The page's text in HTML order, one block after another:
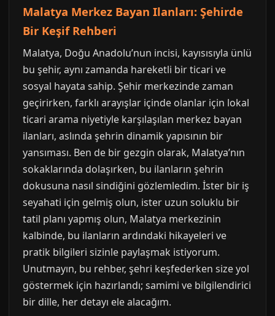
Malatya Merkez Bayan Ilanları: Şehirde
Bir Keşif Rehberi
Malatya, Doğu Anadolu’nun incisi, kayısısıyla ünlü
bu şehir, aynı zamanda hareketli bir ticari ve
sosyal hayata sahip. Şehir merkezinde zaman
geçirirken, farklı arayışlar içinde olanlar için lokal
ticari arama niyetiyle karşılaşılan merkez bayan
ilanları, aslında şehrin dinamik yapısının bir
yansıması. Ben de bir gezgin olarak, Malatya’nın
sokaklarında dolaşırken, bu ilanların şehrin
dokusuna nasıl sindiğini gözlemledim. İster bir iş
seyahati için gelmiş olun, ister uzun soluklu bir
tatil planı yapmış olun, Malatya merkezinin
kalbinde, bu ilanların ardındaki hikayeleri ve
pratik bilgileri sizinle paylaşmak istiyorum.
Unutmayın, bu rehber, şehri keşfederken size yol
göstermek için hazırlandı; samimi ve bilgilendirici
bir dille, her detayı ele alacağım.